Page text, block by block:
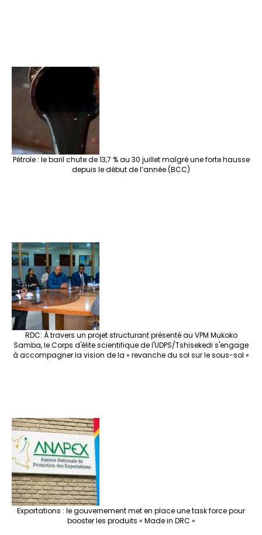
Pétrole : le baril chute de 13,7 % au 30 juillet malgré une forte hausse
depuis le début de l’année (BCC)
RDC: À travers un projet structurant présenté au VPM Mukoko
Samba, le Corps d'élite scientifique de l'UDPS/Tshisekedi s'engage
à accompagner la vision de la « revanche du sol sur le sous-sol »
Exportations : le gouvernement met en place une task force pour
booster les produits « Made in DRC »